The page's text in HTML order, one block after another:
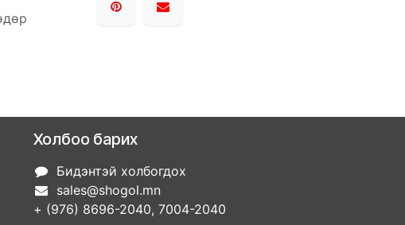
Холбоо барих
Бидэнтэй холбогдох
sales@shogol.mn
+ (976) 8696-2040, 7004-2040